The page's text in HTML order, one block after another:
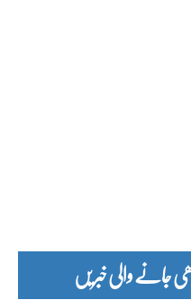
والی خبریں